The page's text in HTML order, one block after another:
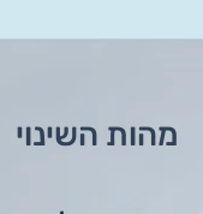
מהות השינוי